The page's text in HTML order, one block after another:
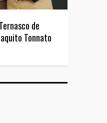
de
Tonnato